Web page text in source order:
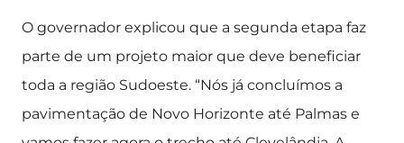
O governador explicou que a segunda etapa faz
parte de um projeto maior que deve beneficiar
toda a região Sudoeste. “Nós já concluímos a
pavimentação de Novo Horizonte até Palmas e